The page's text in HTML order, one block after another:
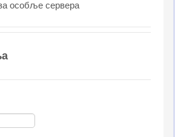
пријаву за посао